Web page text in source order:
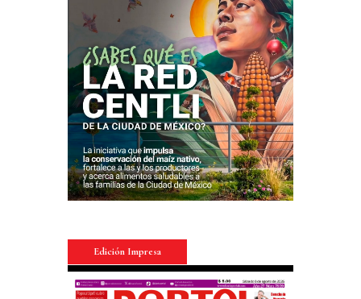
Edición Impresa